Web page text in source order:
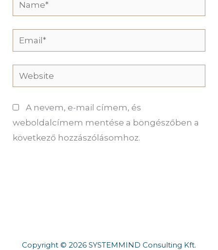
Email*
Website
A nevem, e-mail címem, és
weboldalcímem mentése a böngészőben a
következő hozzászólásomhoz.
Copyright © 2026 SYSTEMMIND Consulting Kft.